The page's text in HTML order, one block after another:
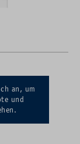
an, um
und